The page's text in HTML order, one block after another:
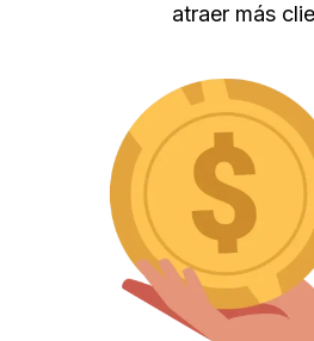
atraer más